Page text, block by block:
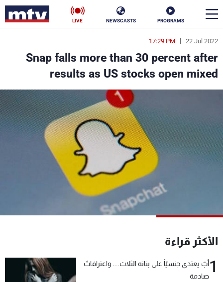
PROGRAMS
NEWSCASTS
LIVE
22 Jul 2022
17:29 PM
Snap falls more than 30 percent after
results as US stocks open mixed
الأكثر قراءة
1أبٌ يعتدي جنسيّاً على بناته الثلاث… واعترافاتٌ
صادمة
en
الأخبار
سياسة ناس
فن
منوعات رياضة
كأس العالم
جدول البرامج
شاهد البرامج
الترددات
عن MTV